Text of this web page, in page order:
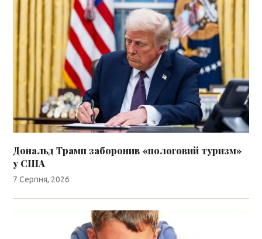
Дональд Трамп заборонив «пологовий туризм»
у США
7 Серпня, 2026